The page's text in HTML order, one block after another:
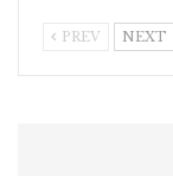
PREV NEXT